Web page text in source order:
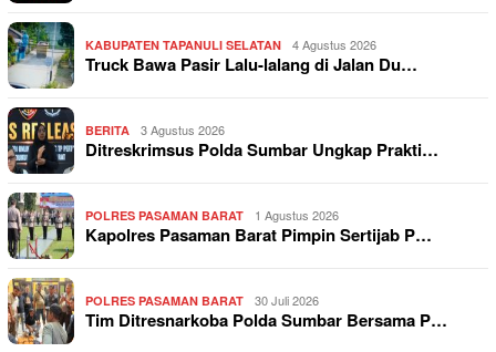
KABUPATEN TAPANULI SELATAN 4 Agustus 2026
Truck Bawa Pasir Lalu-lalang di Jalan Du…
BERITA 3 Agustus 2026
Ditreskrimsus Polda Sumbar Ungkap Prakti…
POLRES PASAMAN BARAT 1 Agustus 2026
Kapolres Pasaman Barat Pimpin Sertijab P…
POLRES PASAMAN BARAT 30 Juli 2026
Tim Ditresnarkoba Polda Sumbar Bersama P…